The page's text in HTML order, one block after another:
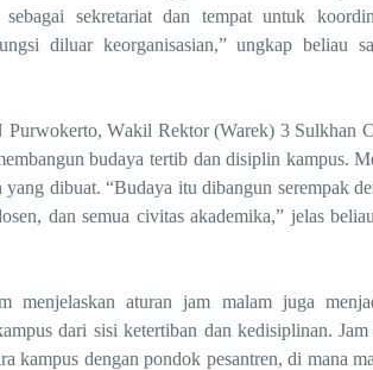
sekretariat dan tempat untuk
diluar keorganisasian,” ungkap beliau
Purwokerto, Wakil Rektor (Warek) 3 Sulkhan
budaya tertib dan disiplin kampus.
yang dibuat.“Budaya itu dibangun serempak
, dan semua civitas akademika,” jelas
menjelaskan aturan jam malamjuga
dari sisi ketertiban dan kedisiplinan.
kampus dengan pondok pesantren, di mana